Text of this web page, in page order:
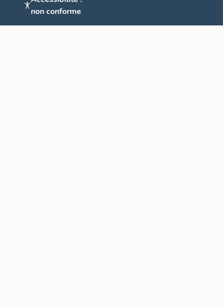
non conforme